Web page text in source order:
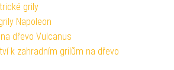
grily
Napoleon
dřevo Vulcanus
k zahradním grilům na dřevo